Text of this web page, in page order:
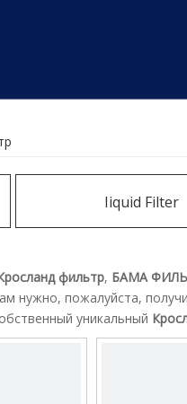
Iiquid Filter
фильтр, БАМА
нужно, пожалуйста,
уникальный